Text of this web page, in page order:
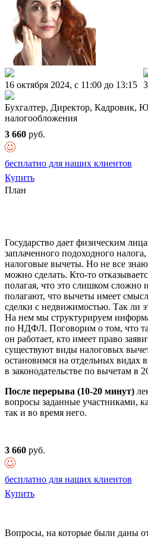
16 октября 2024, c 11:00 до 13:15
Бухгалтер, Директор, Кадровик,
налогообложения
3 660 руб.
бесплатно для наших клиентов
Купить
План
Государство дает физическим
заплаченного подоходного
налоговые вычеты. Но не все
можно сделать. Кто-то
полагая, что это слишком сложно
полагают, что вычеты имеет
сделки с недвижимостью. Так ли
На нем мы структурируем
по НДФЛ. Поговорим о том, что
он работает, кто имеет право
существуют виды налоговых
остановимся на отдельных видах
в законодательстве по вычетам в
После перерыва (10-20 минут)
вопросы заданные участниками,
так и во время него.
3 660 руб.
бесплатно для наших клиентов
Купить
Вопросы, на которые были даны